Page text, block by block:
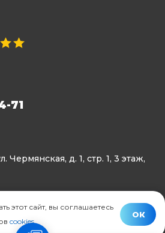
71
Чермянская, д. 1, стр. 1, 3 этаж,
Cookies
этот сайт, вы соглашаетесь
cookies.
ОК